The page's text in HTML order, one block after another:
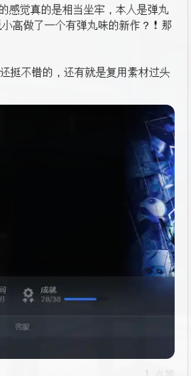
感觉真的是相当坐牢，本人是弹丸
高做了一个有弹丸味的新作？！那
挺不错的，还有就是复用素材过头